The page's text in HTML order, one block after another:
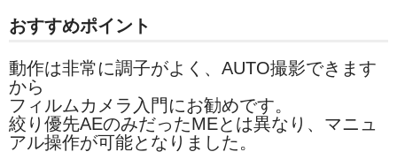
おすすめポイント
動作は非常に調子がよく、AUTO撮影できます
から
フィルムカメラ入門にお勧めです。
絞り優先AEのみだったMEとは異なり、マニュ
アル操作が可能となりました。